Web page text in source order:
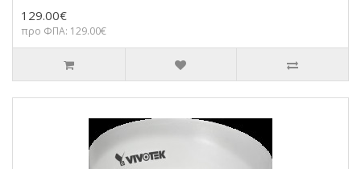
129.00€
προ ΦΠΑ: 129.00€